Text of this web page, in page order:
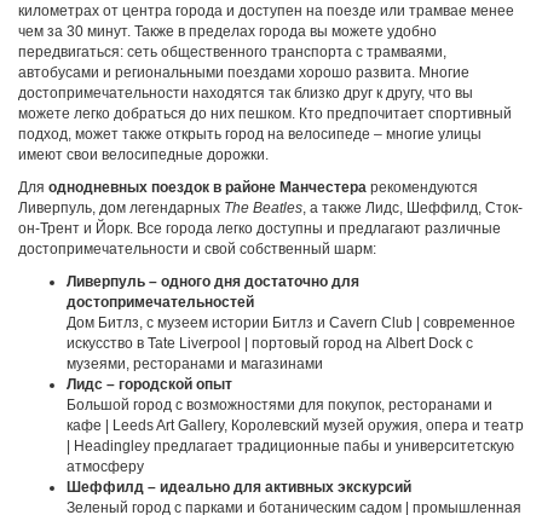
километрах от центра города и доступен на поезде или трамвае менее
чем за 30 минут. Также в пределах города вы можете удобно
передвигаться: сеть общественного транспорта с трамваями,
автобусами и региональными поездами хорошо развита. Многие
достопримечательности находятся так близко друг к другу, что вы
можете легко добраться до них пешком. Кто предпочитает спортивный
подход, может также открыть город на велосипеде – многие улицы
имеют свои велосипедные дорожки.
Для однодневных поездок в районе Манчестера рекомендуются
Ливерпуль, дом легендарных The Beatles, а также Лидс, Шеффилд, Сток-
он-Трент и Йорк. Все города легко доступны и предлагают различные
достопримечательности и свой собственный шарм:
Ливерпуль – одного дня достаточно для
достопримечательностей
Дом Битлз, с музеем истории Битлз и Cavern Club | современное
искусство в Tate Liverpool | портовый город на Albert Dock с
музеями, ресторанами и магазинами
Лидс – городской опыт
Большой город с возможностями для покупок, ресторанами и
кафе | Leeds Art Gallery, Королевский музей оружия, опера и театр
| Headingley предлагает традиционные пабы и университетскую
атмосферу
Шеффилд – идеально для активных экскурсий
Зеленый город с парками и ботаническим садом | промышленная